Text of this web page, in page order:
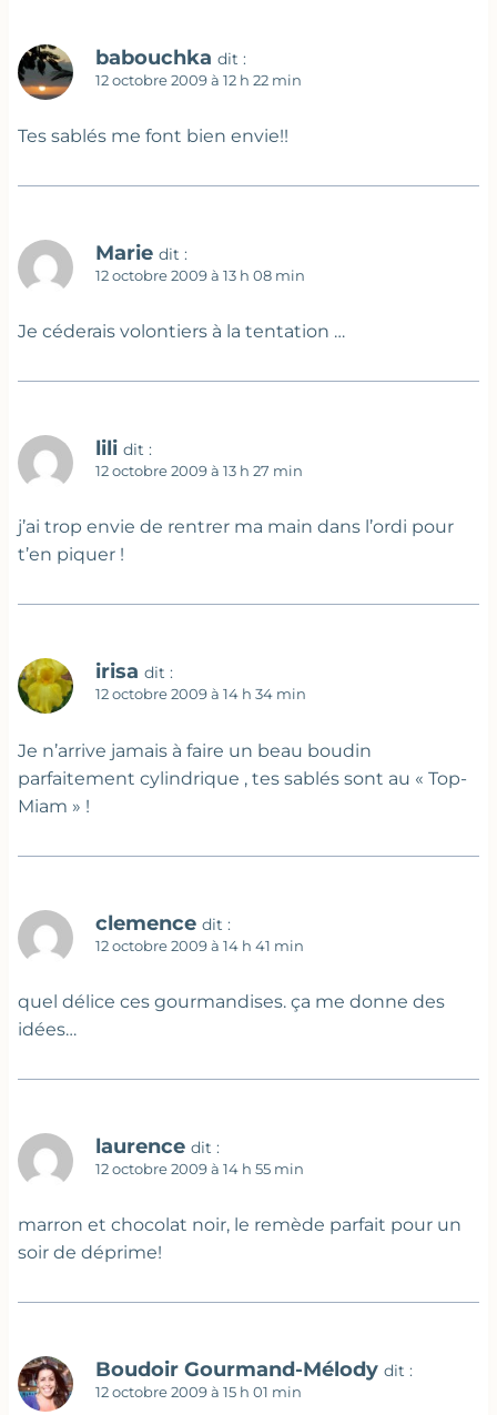
babouchka dit :
12 octobre 2009 à 12 h 22 min
Tes sablés me font bien envie!!
Marie dit :
12 octobre 2009 à 13 h 08 min
Je céderais volontiers à la tentation …
lili dit :
12 octobre 2009 à 13 h 27 min
j’ai trop envie de rentrer ma main dans l’ordi pour
t’en piquer !
irisa dit :
12 octobre 2009 à 14 h 34 min
Je n’arrive jamais à faire un beau boudin
parfaitement cylindrique , tes sablés sont au « Top-
Miam » !
clemence dit :
12 octobre 2009 à 14 h 41 min
quel délice ces gourmandises. ça me donne des
idées…
laurence dit :
12 octobre 2009 à 14 h 55 min
marron et chocolat noir, le remède parfait pour un
soir de déprime!
Boudoir Gourmand-Mélody dit :
12 octobre 2009 à 15 h 01 min